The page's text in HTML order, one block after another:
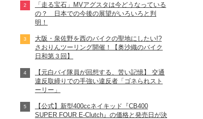
「走る宝石」MVアグスタは今どうなっている
の？ 日本での今後の展望がいろいろと判
明！
大阪・泉佐野を西のバイクの聖地にしたい!?
さおりんツーリング開催！【奥沙織のバイク
日和第３回】
【元白バイ隊員が回想する、苦い記憶】 交通
違反取締りでの手強い違反者「ゴネられスト
ーリー」
【公式】新型400ccネイキッド『CB400
SUPER FOUR E-Clutch』の価格と発売日が決